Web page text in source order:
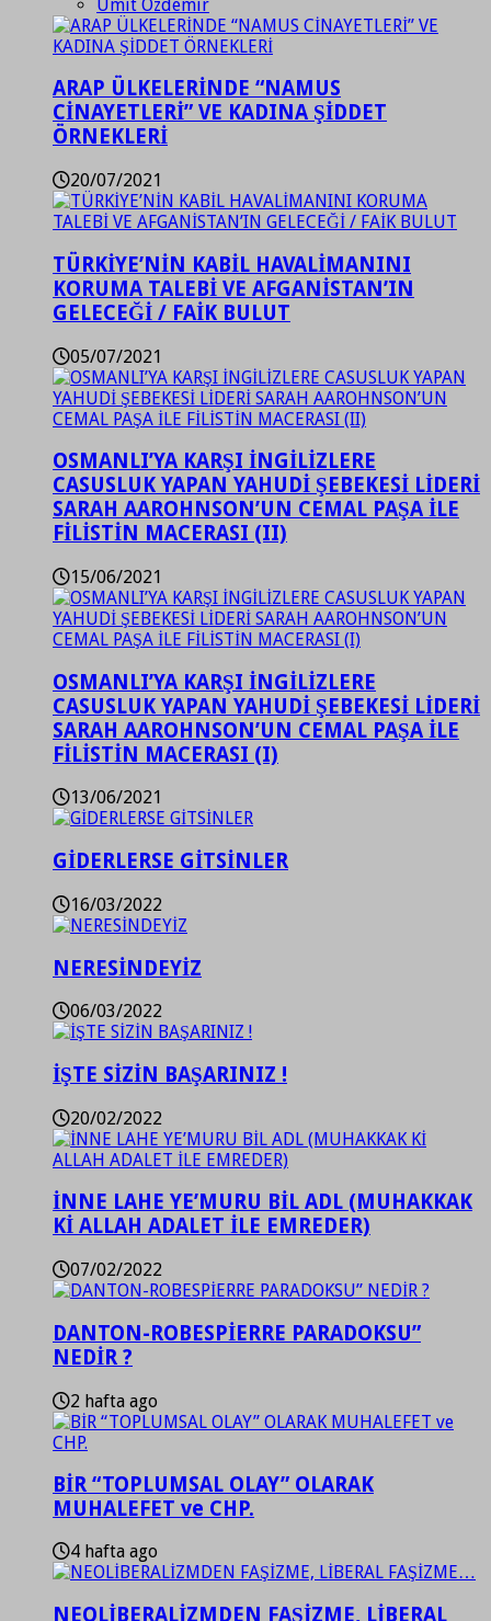
Ümit Özdemir
ARAP ÜLKELERİNDE “NAMUS
CİNAYETLERİ” VE KADINA ŞİDDET
ÖRNEKLERİ
20/07/2021
TÜRKİYE’NİN KABİL HAVALİMANINI
KORUMA TALEBİ VE AFGANİSTAN’IN
GELECEĞİ / FAİK BULUT
05/07/2021
OSMANLI’YA KARŞI İNGİLİZLERE
CASUSLUK YAPAN YAHUDİ ŞEBEKESİ LİDERİ
SARAH AAROHNSON’UN CEMAL PAŞA İLE
FİLİSTİN MACERASI (II)
15/06/2021
OSMANLI’YA KARŞI İNGİLİZLERE
CASUSLUK YAPAN YAHUDİ ŞEBEKESİ LİDERİ
SARAH AAROHNSON’UN CEMAL PAŞA İLE
FİLİSTİN MACERASI (I)
13/06/2021
GİDERLERSE GİTSİNLER
16/03/2022
NERESİNDEYİZ
06/03/2022
İŞTE SİZİN BAŞARINIZ !
20/02/2022
İNNE LAHE YE’MURU BİL ADL (MUHAKKAK
Kİ ALLAH ADALET İLE EMREDER)
07/02/2022
DANTON-ROBESPİERRE PARADOKSU”
NEDİR ?
2 hafta ago
BİR “TOPLUMSAL OLAY” OLARAK
MUHALEFET ve CHP.
4 hafta ago
NEOLİBERALİZMDEN FAŞİZME, LİBERAL